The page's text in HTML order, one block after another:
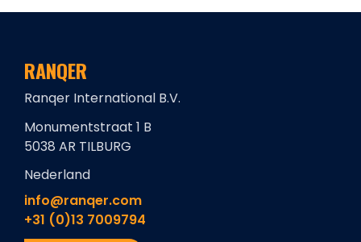
RANQER
Ranqer International B.V.
Monumentstraat 1 B
5038 AR TILBURG
Nederland
info@ranqer.com
+31 (0)13 7009794